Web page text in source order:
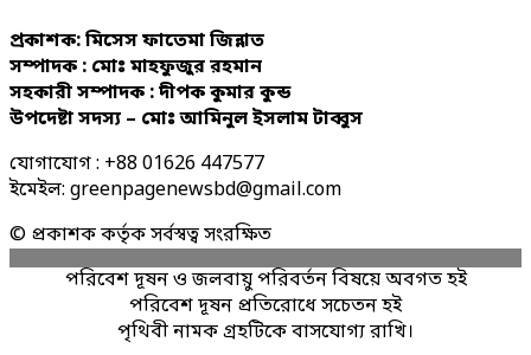
প্রকাশক: মিসেস ফাতেমা জিন্নাত
সম্পাদক : মোঃ মাহফুজুর রহমান
সহকারী সম্পাদক : দীপক কুমার কুন্ড
উপদেষ্টা সদস্য – মোঃ আমিনুল ইসলাম টাব্বুস
যোগাযোগ : +88 01626 447577
ইমেইল: greenpagenewsbd@gmail.com
© প্রকাশক কর্তৃক সর্বস্বত্ব সংরক্ষিত
পরিবেশ দূষন ও জলবায়ু পরিবর্তন বিষয়ে অবগত হই
পরিবেশ দূষন প্রতিরোধে সচেতন হই
পৃথিবী নামক গ্রহটিকে বাসযোগ্য রাখি।